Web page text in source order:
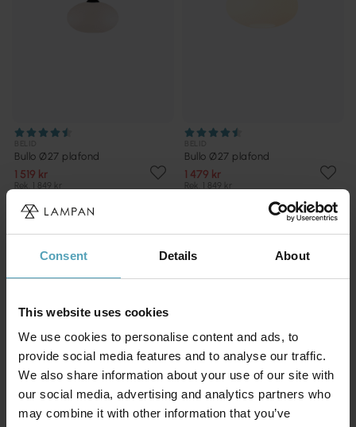
Consent Details About
This website uses cookies
We use cookies to personalise content and ads, to
provide social media features and to analyse our traffic.
We also share information about your use of our site with
our social media, advertising and analytics partners who
may combine it with other information that you’ve
Bullo Ø27 plafond
1 519 kr
Rek. 1 849 kr
Bullo Ø27 plafond
1 479 kr
Rek. 1 849 kr
Andra köpte även
PRISMATCH